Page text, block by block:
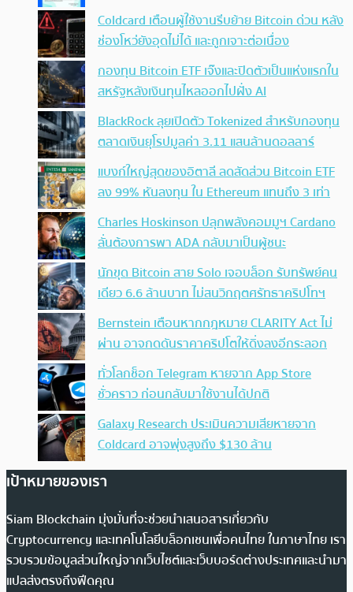
Coldcard เตือนผู้ใช้งานรีบย้าย Bitcoin ด่วน หลัง
ช่องโหว่ยังอุดไม่ได้ และถูกเจาะต่อเนื่อง
กองทุน Bitcoin ETF เจ๊งและปิดตัวเป็นแห่งแรกใน
สหรัฐหลังเงินทุนไหลออกไปฝั่ง AI
BlackRock ลุยเปิดตัว Tokenized สำหรับกองทุน
ตลาดเงินยุโรปมูลค่า 3.11 แสนล้านดอลลาร์
แบงก์ใหญ่สุดของอิตาลี ลดสัดส่วน Bitcoin ETF
ลง 99% หันลงทุน ใน Ethereum แทนถึง 3 เท่า
Charles Hoskinson ปลุกพลังคอมมูฯ Cardano
ลั่นต้องการพา ADA กลับมาเป็นผู้ชนะ
นักขุด Bitcoin สาย Solo เจอบล็อก รับทรัพย์คน
เดียว 6.6 ล้านบาท ไม่สนวิกฤตศรัทธาคริปโทฯ
Bernstein เตือนหากกฎหมาย CLARITY Act ไม่
ผ่าน อาจกดดันราคาคริปโตให้ดิ่งลงอีกระลอก
ทั่วโลกช็อก Telegram หายจาก App Store
ชั่วคราว ก่อนกลับมาใช้งานได้ปกติ
Galaxy Research ประเมินความเสียหายจาก
Coldcard อาจพุ่งสูงถึง $130 ล้าน
เป้าหมายของเรา
Siam Blockchain มุ่งมั่นที่จะช่วยนำเสนอสารเกี่ยวกับ
Cryptocurrency และเทคโนโลยีบล็อกเชนเพื่อคนไทย ในภาษาไทย เรา
รวบรวมข้อมูลส่วนใหญ่จากเว็บไซต์และเว็บบอร์ดต่างประเทศและนำมา
แปลส่งตรงถึงฟีดคุณ